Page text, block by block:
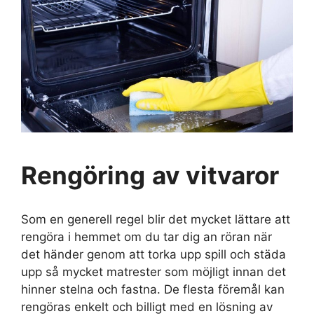
Rengöring av vitvaror
Som en generell regel blir det mycket lättare att
rengöra i hemmet om du tar dig an röran när
det händer genom att torka upp spill och städa
upp så mycket matrester som möjligt innan det
hinner stelna och fastna. De flesta föremål kan
rengöras enkelt och billigt med en lösning av